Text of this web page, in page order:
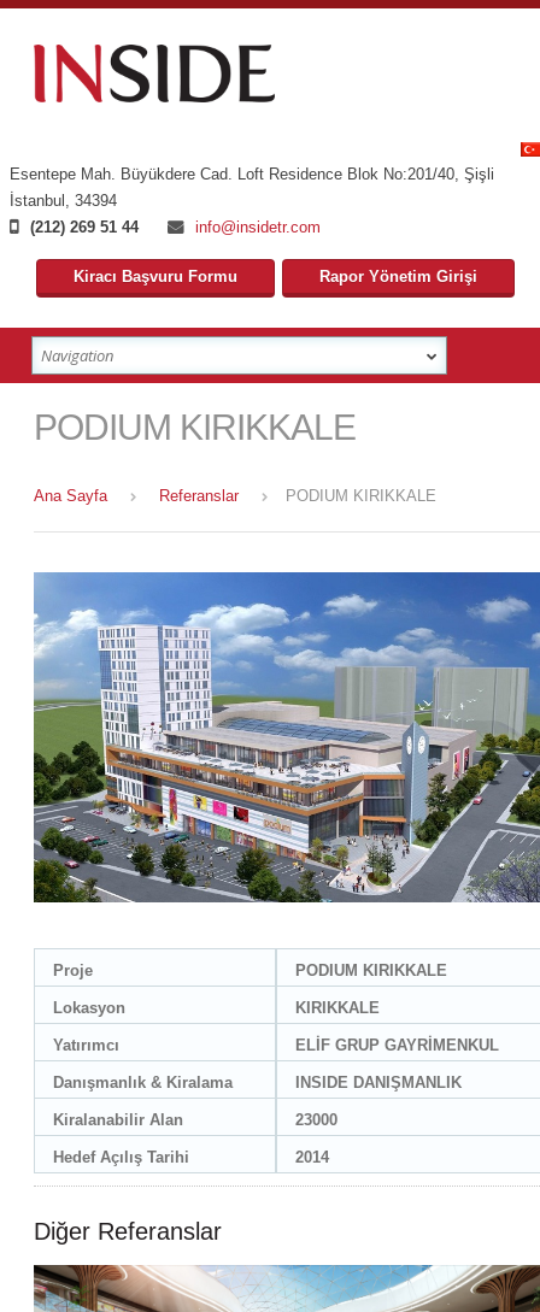
Esentepe Mah. Büyükdere Cad. Loft Residence Blok No:201/40, Şişli
İstanbul , 34394
(212) 269 51 44
info@insidetr.com
Kiracı Başvuru Formu Rapor Yönetim Girişi
PODIUM KIRIKKALE
Ana Sayfa Referanslar PODIUM KIRIKKALE
Proje PODIUM KIRIKKALE
Lokasyon KIRIKKALE
Yatırımcı ELİF GRUP GAYRİMENKUL
Danışmanlık & Kiralama INSIDE DANIŞMANLIK
Kiralanabilir Alan 23000
Hedef Açılış Tarihi 2014
Diğer Referanslar